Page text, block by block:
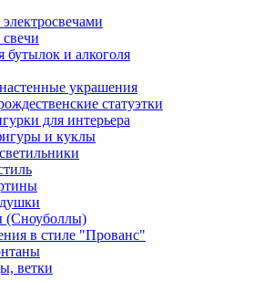
бутылок и алкоголя
украшения
статуэтки
для интерьера
и куклы
в стиле "Прованс"
ветки